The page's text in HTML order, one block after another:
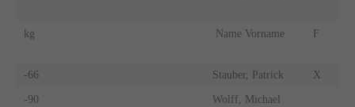
kg Name Vorname F
-66 Stauber, Patrick X
-90 Wolff, Michael